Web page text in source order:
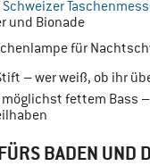
Schweizer
und Bionade
für
– wer weiß, ob ihr
fettem Bass
BADEN UND